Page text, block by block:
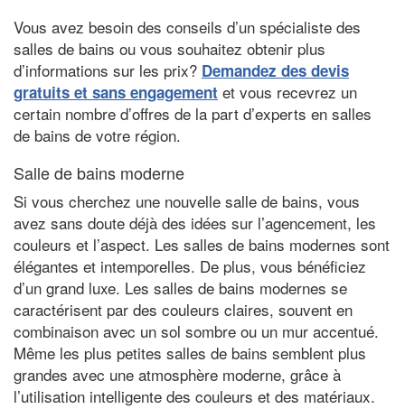
Vous avez besoin des conseils d’un spécialiste des
salles de bains ou vous souhaitez obtenir plus
d’informations sur les prix? Demandez des devis
gratuits et sans engagement et vous recevrez un
certain nombre d’offres de la part d’experts en salles
de bains de votre région.
Salle de bains moderne
Si vous cherchez une nouvelle salle de bains, vous
avez sans doute déjà des idées sur l’agencement, les
couleurs et l’aspect. Les salles de bains modernes sont
élégantes et intemporelles. De plus, vous bénéficiez
d’un grand luxe. Les salles de bains modernes se
caractérisent par des couleurs claires, souvent en
combinaison avec un sol sombre ou un mur accentué.
Même les plus petites salles de bains semblent plus
grandes avec une atmosphère moderne, grâce à
l’utilisation intelligente des couleurs et des matériaux.